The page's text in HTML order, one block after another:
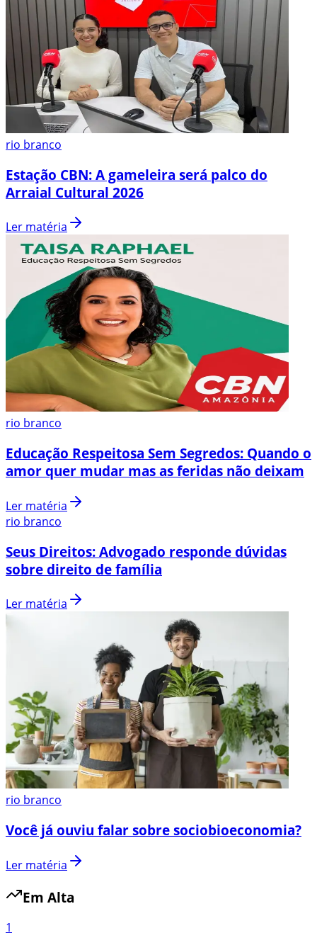
rio branco
Estação CBN: A gameleira será palco do
Arraial Cultural 2026
Ler matéria
rio branco
Educação Respeitosa Sem Segredos: Quando o
amor quer mudar mas as feridas não deixam
Ler matéria
rio branco
Seus Direitos: Advogado responde dúvidas
sobre direito de família
Ler matéria
rio branco
Você já ouviu falar sobre sociobioeconomia?
Ler matéria
Em Alta
1